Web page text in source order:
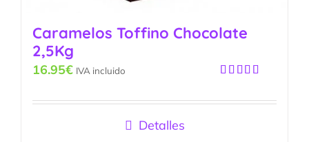
Caramelos Toffino Chocolate
2,5Kg
5
16.95€ IVA incluido
Detalles